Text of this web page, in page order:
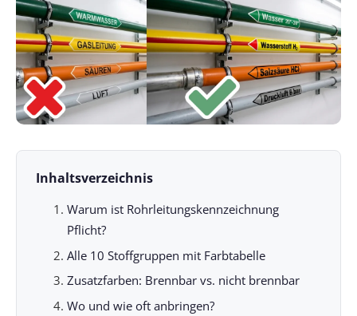
Inhaltsverzeichnis
Warum ist Rohrleitungskennzeichnung
Pflicht?
Alle 10 Stoffgruppen mit Farbtabelle
Zusatzfarben: Brennbar vs. nicht brennbar
Wo und wie oft anbringen?